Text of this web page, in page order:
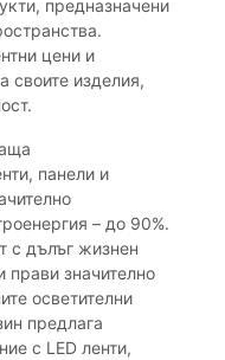
предназначени
цени и
своите изделия,
панели и
– до 90%.
с дълъг жизнен
прави значително
осветителни
предлага
с LED ленти,